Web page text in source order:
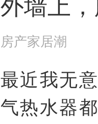
外墙上
房产家居潮
最近我无
气热水器